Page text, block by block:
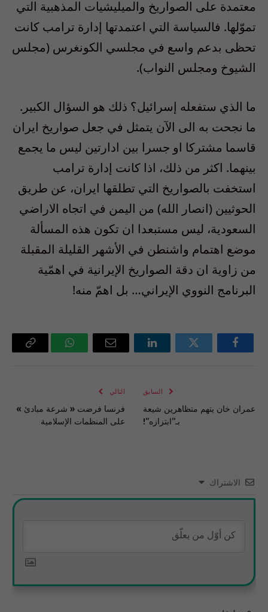
معتمدة على الصواريخ والميليشيات المذهبية التي
تموّلها. فالسياسة التي اعتمدتها إدارة ترامب كانت
تحظى بدعم واسع في مجلسي الكونغرس (مجلس
الشيوخ ومجلس النواب).
ما الذي ستفعله إسرائيل؟ ذلك هو السؤال الكبير.
ما نجحت به الى الآن يتمثل في جعل صواريخ ايران
قاسما مشتركا او جسرا بين ادارتين ليس ما يجمع
بينهما. اكثر من ذلك، اذا كانت إدارة ترامب
استخفت بالصواريخ التي تطلقها ايران، عن طريق
الحوثيين (انصار الله) من اليمن في اتجاه الاراضي
السعودية، ليس مستبعدا ان تكون هذه المسألة
موضع اهتمام واشنطن في الأشهر القليلة المقبلة
من زاوية ان دقة الصواريخ الإيرانية في اهمّية
البرنامج النووي الإيراني… بل اهمّ منه!
فيسبوك تويتر لينكدإن
البريد
واتساب Copy
السابق
عمران خان يتهم متظاهرين شيعة
بـ”ابتزازه”!
التالي
فرنسا فرضت « شرعة مبادئ »
على المنظمات الإسلامية
الاشتراك